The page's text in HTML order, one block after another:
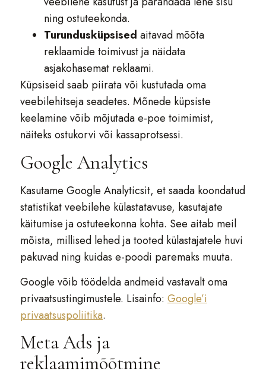
ning ostuteekonda.
Turundusküpsised aitavad mõõta
reklaamide toimivust ja näidata
asjakohasemat reklaami.
Küpsiseid saab piirata või kustutada oma
veebilehitseja seadetes. Mõnede küpsiste
keelamine võib mõjutada e-poe toimimist,
näiteks ostukorvi või kassaprotsessi.
Google Analytics
Kasutame Google Analyticsit, et saada koondatud
statistikat veebilehe külastatavuse, kasutajate
käitumise ja ostuteekonna kohta. See aitab meil
mõista, millised lehed ja tooted külastajatele huvi
pakuvad ning kuidas e-poodi paremaks muuta.
Google võib töödelda andmeid vastavalt oma
privaatsustingimustele. Lisainfo: Google’i
privaatsuspoliitika.
Meta Ads ja
reklaamimõõtmine